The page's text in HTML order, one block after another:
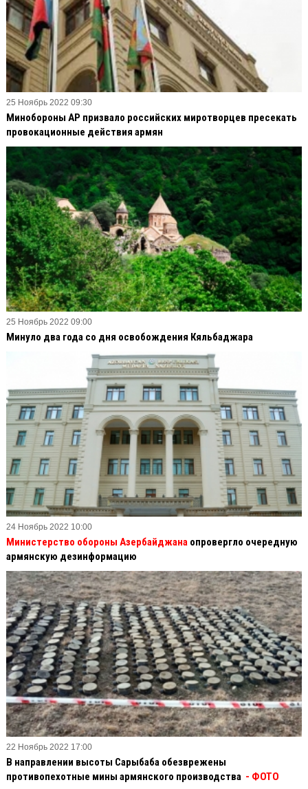
25 Ноябрь 2022 09:30
Минобороны АР призвало российских миротворцев пресекать
провокационные действия армян
25 Ноябрь 2022 09:00
Минуло два года со дня освобождения Кяльбаджара
24 Ноябрь 2022 10:00
Министерство обороны Азербайджана опровергло очередную
армянскую дезинформацию
22 Ноябрь 2022 17:00
В направлении высоты Сарыбаба обезврежены
противопехотные мины армянского производства - ФОТО